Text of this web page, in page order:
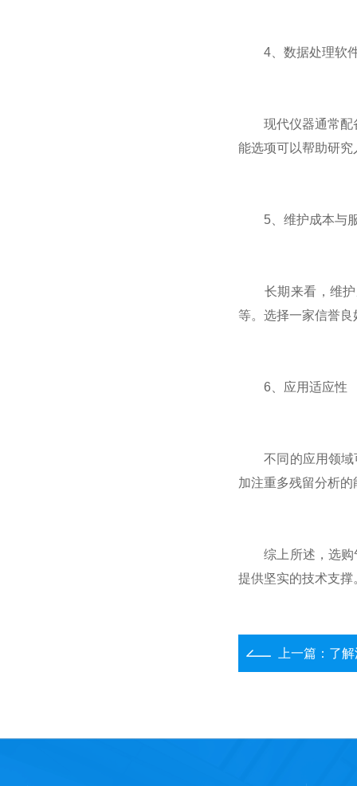
4、数据处理软
现代仪器通常配备
能选项可以帮助研
5、维护成本与
长期来看，维护成
等。选择一家信誉
6、应用适应性
不同的应用领域可
加注重多残留分析
综上所述，选购气
提供坚实的技术支撑
上一篇： 了解